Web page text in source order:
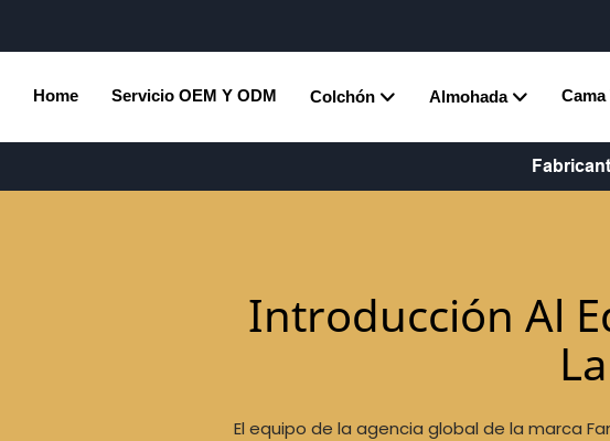
Home Servicio OEM Y ODM Colchón Almohada Cama
Introducción Al
El equipo de la agencia global de la marca